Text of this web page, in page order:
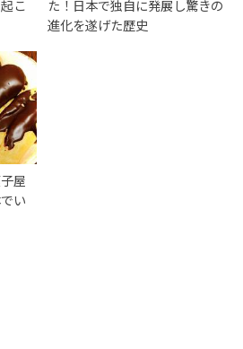
こ
た！日本で独自に発展し驚きの
進化を遂げた歴史
屋
い